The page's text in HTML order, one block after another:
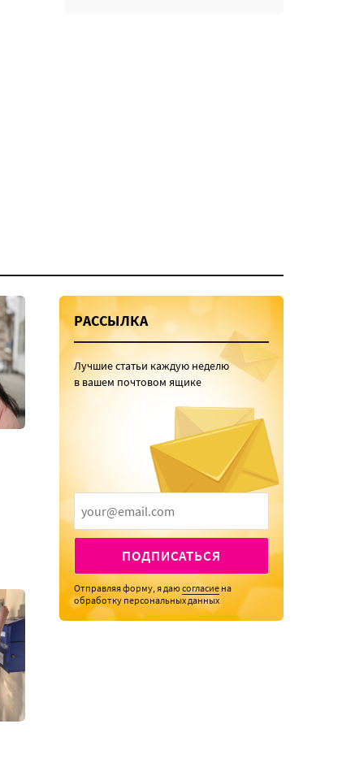
РАССЫЛКА
Лучшие статьи каждую неделю
в вашем почтовом ящике
ПОДПИСАТЬСЯ
Отправляя форму, я даюсогласие на
обработку персональных данных